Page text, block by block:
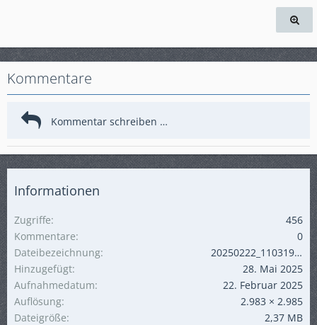
Kommentare
Informationen
Zugriffe
456
Kommentare
0
Dateibezeichnung
20250222_110319.jpg
Hinzugefügt
28. Mai 2025
Aufnahmedatum
22. Februar 2025
Auflösung
2.983 × 2.985
Dateigröße
2,37 MB